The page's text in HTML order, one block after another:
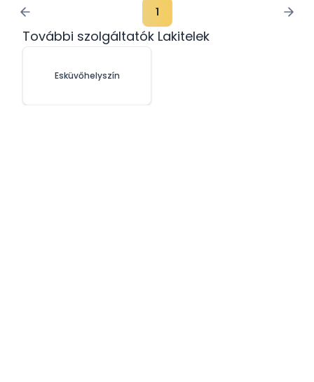
1
További szolgáltatók Lakitelek
Esküvőhelyszín